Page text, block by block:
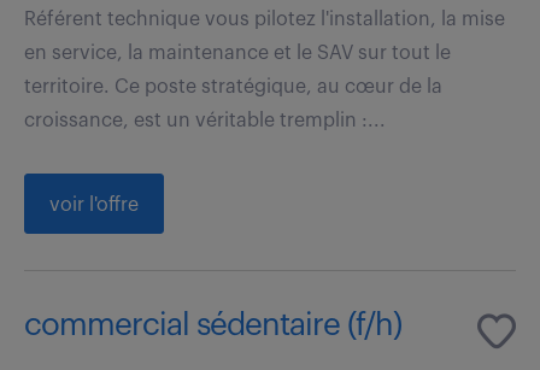
Référent technique vous pilotez l'installation, la mise
en service, la maintenance et le SAV sur tout le
territoire. Ce poste stratégique, au cœur de la
croissance, est un véritable tremplin :...
voir l'offre
commercial sédentaire (f/h)